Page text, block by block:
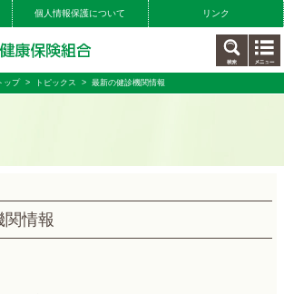
個人情報保護について リンク
ップ> トピックス > 最新の健診機関情報
関情報